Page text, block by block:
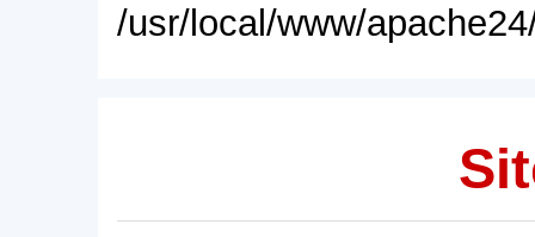
/usr/local/www/